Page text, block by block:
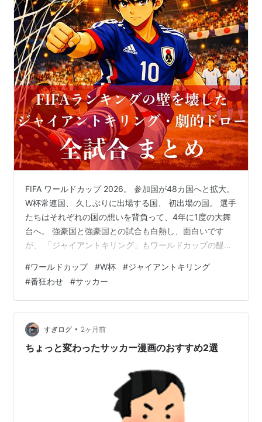
FIFA ワールドカップ 2026。 参加国が48カ国へと拡大。
W杯常連国、 久しぶりに出場する国、 初出場の国。 選手
たちはそれぞれの国の想いを背負って、4年に1度の大舞
台へ。 強豪国と強豪国との試合も白熱し、面白いです
が、 「ジャイアントキリング」もワールドカップの醍醐
狂わせと呼ばれた サウジアラビアがアルゼンチンに逆転
勝利した試合。 日本が欧州の二大強豪国ドイツ、スペイ
ンを破った試合。 スター軍団ベルギー完璧に封じ込んだ
モロッコの試合。 数々の劇的なドラマがありました。 牙
をむいたアンダードッグたちが次々と強豪を引き裂いて
いく姿は…
#ワールドカップ #W杯 #ジャイアントキリング
#番狂わせ #サッカー
すぎログ • 2ヶ月前
ちょっと変わったサッカー漫画のおすすめ2選